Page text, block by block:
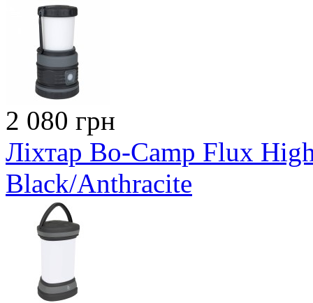
2 080 грн
Ліхтар Bo-Camp Flux
Black/Anthracite